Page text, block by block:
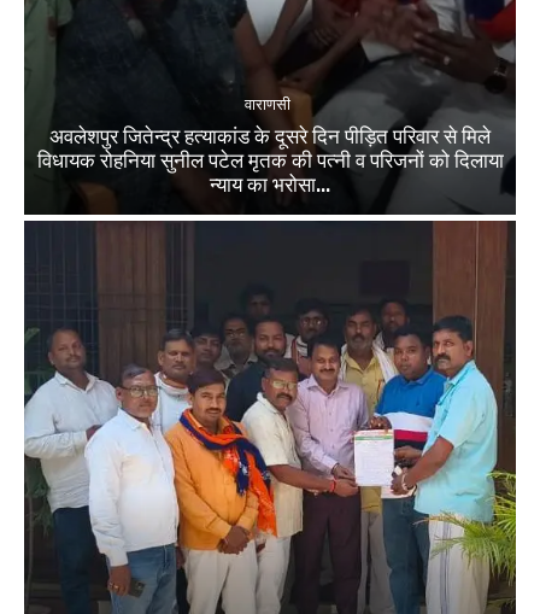
वाराणसी
अवलेशपुर जितेन्द्र हत्याकांड के दूसरे दिन पीड़ित परिवार से मिले
विधायक रोहनिया सुनील पटेल मृतक की पत्नी व परिजनों को दिलाया
न्याय का भरोसा...